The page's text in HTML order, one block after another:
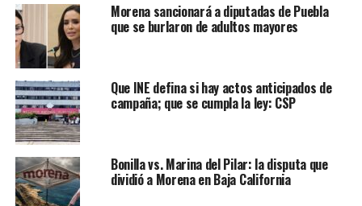
SIGUIENTE
Zavala rehúye a salir en video con familia por
cuestiones de género
NO TE PIERDAS
Juez federal da medida cautelar a favor de ex delegado
de Tláhuac
Morena sancionará a diputadas de Puebla
que se burlaron de adultos mayores
Que INE defina si hay actos anticipados de
campaña; que se cumpla la ley: CSP
Bonilla vs. Marina del Pilar: la disputa que
dividió a Morena en Baja California